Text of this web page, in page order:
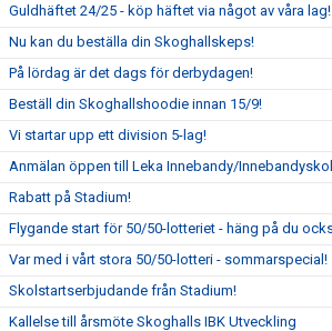
Guldhäftet 24/25 - köp häftet via något av våra lag!
Nu kan du beställa din Skoghallskeps!
På lördag är det dags för derbydagen!
Beställ din Skoghallshoodie innan 15/9!
Vi startar upp ett division 5-lag!
Anmälan öppen till Leka Innebandy/
Rabatt på Stadium!
Flygande start för 50/50-lotteriet - häng på du
Var med i vårt stora 50/50-lotteri - sommarspecial!
Skolstartserbjudande från Stadium!
Kallelse till årsmöte Skoghalls IBK Utveckling